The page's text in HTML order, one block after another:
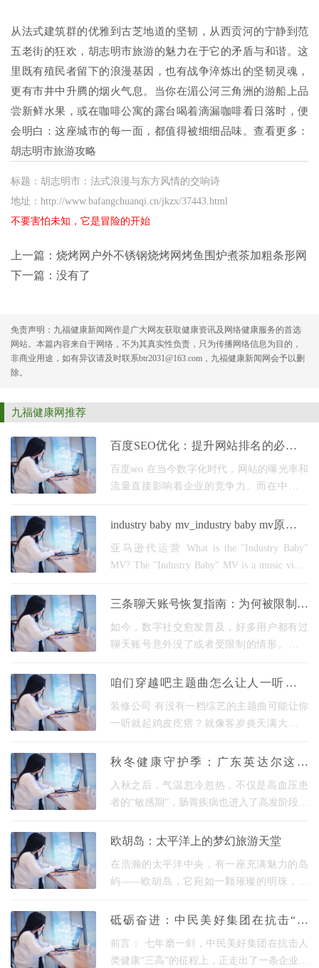
从法式建筑群的优雅到古芝地道的坚韧，从西贡河的宁静到范
五老街的狂欢，胡志明市旅游的魅力在于它的矛盾与和谐。这
里既有殖民者留下的浪漫基因，也有战争淬炼出的坚韧灵魂，
更有市井中升腾的烟火气息。当你在湄公河三角洲的游船上品
尝新鲜水果，或在咖啡公寓的露台喝着滴漏咖啡看日落时，便
会明白：这座城市的每一面，都值得被细细品味。查看更多：
胡志明市旅游攻略
标题：胡志明市：法式浪漫与东方风情的交响诗
地址：http://www.bafangchuanqi.cn/jkzx/37443.html
不要害怕未知，它是冒险的开始
上一篇： 烧烤网户外不锈钢烧烤网烤鱼围炉煮茶加粗条形网
下一篇：没有了
免责声明：九福健康新闻网作是广大网友获取健康资讯及网络健康服务的首选
网站。本篇内容来自于网络，不为其真实性负责，只为传播网络信息为目的，
非商业用途，如有异议请及时联系btr2031@163.com，九福健康新闻网会予以删
除。
九福健康网推荐
百度SEO优化：提升网站排名的必备技
巧
百度seo 在当今数字化时代，网站的曝光率和
流量直接影响着企业的竞争力。而在中国，
掌握百度SEO优化技巧，能够有效提升网站
industry baby mv_industry baby mv原版没
打码
亚马逊代运营 What is the "Industry Baby"
MV? The "Industry Baby" MV is a music video
Harlow. It was released on July 23, 2021, and
provocative visua
三条聊天账号恢复指南：为何被限制？
如何有效申诉与预防
如今，数字社交愈发普及，好多用户都有过
聊天账号意外没了或者受限制的情形。三条
恢复流程是用户得掌握的关键本事。不管是
咱们穿越吧主题曲怎么让人一听就上
头？
装修公司 有没有一档综艺的主题曲可能让你
一听就起鸡皮疙瘩？就像客岁炎天满大街都
妈都能跟着节奏蹦跶两下。今天咱们用 菜商
秋冬健康守护季：广东英达尔这两
款“家庭常备药”，优惠力度直接拉满！
入秋之后，气温忽冷忽热，不仅是高血压患
者的“敏感期”，肠胃疾病也进入了高发阶段。
英达尔在这个秋冬健康守护季，给终端客户
欧胡岛：太平洋上的梦幻旅游天堂
在浩瀚的太平洋中央，有一座充满魅力的岛
屿——欧胡岛，它宛如一颗璀璨的明珠，吸
忘的旅游盛宴。 欧胡岛是夏威夷群岛中极具
砥砺奋进：中民美好集团在抗击“三
高”道路上实现“三高”
前言： 七年磨一剑，中民美好集团在抗击人
类健康“三高”的征程上，正走出了一条企业发